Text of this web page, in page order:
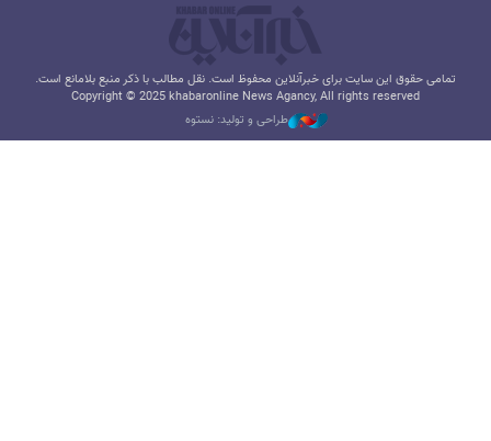
تمامی حقوق این سایت برای خبرآنلاین محفوظ است. نقل مطالب با ذکر منبع بلامانع است.
Copyright © 2025 khabaronline News Agancy, All rights reserved
طراحی و تولید: نستوه